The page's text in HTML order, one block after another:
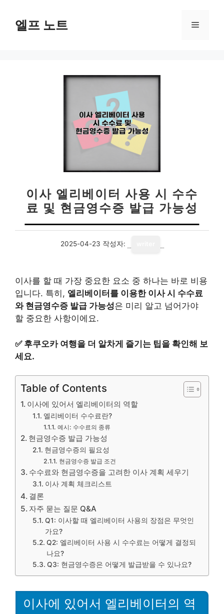
엘프 노트 메
이사 엘리베이터 사용 시 수수
료 및 현금영수증 발급 가능성
2025-04-23 작성자:
이사를 할 때 가장 중요한 요소 중 하나는 바로 비용
입니다. 특히, 엘리베이터를 이용한 이사 시 수수료
와 현금영수증 발급 가능성은 미리 알고 넘어가야
할 중요한 사항이에요.
✅ 후쿠오카 여행을 더 알차게 즐기는 팁을 확인해 보
세요.
Table of Contents
이사에 있어서 엘리베이터의 역할
엘리베이터 수수료란?
예시: 수수료의 종류
현금영수증 발급 가능성
현금영수증의 필요성
현금영수증 발급 조건
수수료와 현금영수증을 고려한 이사 계획 세우기
이사 계획 체크리스트
결론
자주 묻는 질문 Q&A
Q1: 이사할 때 엘리베이터 사용의 장점은 무엇인
가요?
Q2: 엘리베이터 사용 시 수수료는 어떻게 결정되
나요?
Q3: 현금영수증은 어떻게 발급받을 수 있나요?
이사에 있어서 엘리베이터의 역